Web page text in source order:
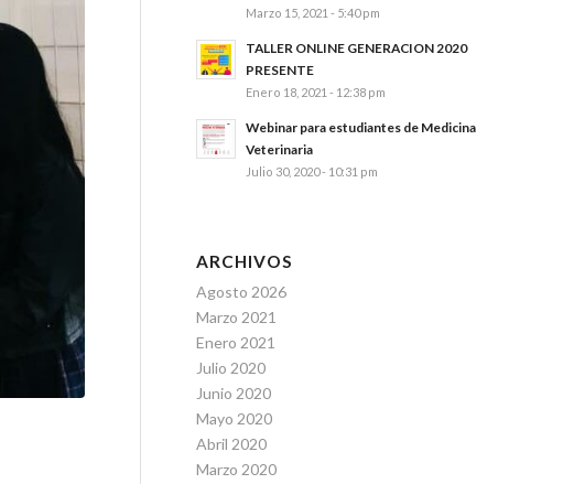
Marzo 15, 2021 - 5:40 pm
TALLER ONLINE GENERACION 2020
PRESENTE
Enero 18, 2021 - 12:38 pm
Webinar para estudiantes de Medicina
Veterinaria
Julio 30, 2020 - 10:31 pm
ARCHIVOS
Agosto 2026
Marzo 2021
Enero 2021
Julio 2020
Junio 2020
Mayo 2020
Abril 2020
Marzo 2020